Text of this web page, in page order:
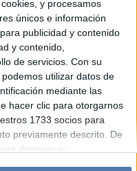
y procesamos
únicos e información
publicidad y contenido
y contenido,
de servicios. Con su
utilizar datos de
mediante las
hacer clic para otorgarnos
1733 socios para
previamente descrito. De
denegar su
derechos reservados
Nro. 5346433